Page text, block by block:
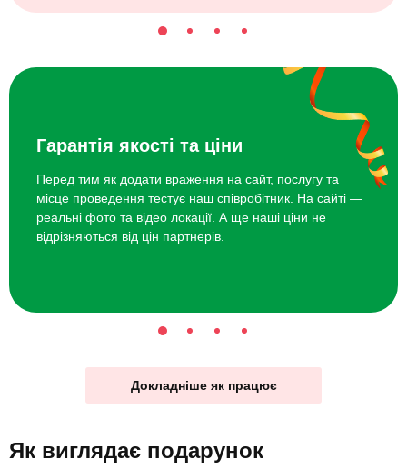
Гарантія якості та ціни
Перед тим як додати враження на сайт, послугу та
місце проведення тестує наш співробітник. На сайті —
реальні фото та відео локації. А ще наші ціни не
відрізняються від цін партнерів.
Докладніше як працює
Як виглядає подарунок